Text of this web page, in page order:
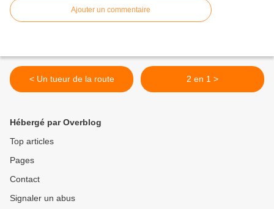
Ajouter un commentaire
< Un tueur de la route 2 en 1 >
Hébergé par Overblog
Top articles
Pages
Contact
Signaler un abus